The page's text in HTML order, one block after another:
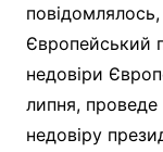
Європейський
недовіри
липня, проведе
недовіру